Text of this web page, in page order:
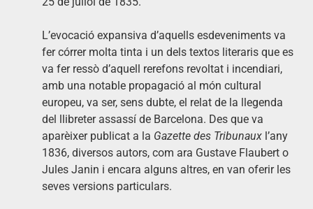
L’evocació expansiva d’aquells esdeveniments va
fer córrer molta tinta i un dels textos literaris que es
va fer ressò d’aquell rerefons revoltat i incendiari,
amb una notable propagació al món cultural
europeu, va ser, sens dubte, el relat de la llegenda
del llibreter assassí de Barcelona. Des que va
aparèixer publicat a la Gazette des Tribunaux l’any
1836, diversos autors, com ara Gustave Flaubert o
Jules Janin i encara alguns altres, en van oferir les
seves versions particulars.